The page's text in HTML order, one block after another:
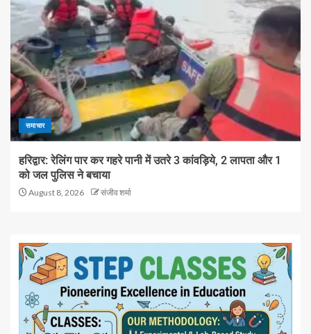
समाचार
हरिद्वार: रेलिंग पार कर गहरे पानी में उतरे 3 कांवड़िये, 2 लापता और 1
को जल पुलिस ने बचाया
August 8, 2026 संजीव शर्मा